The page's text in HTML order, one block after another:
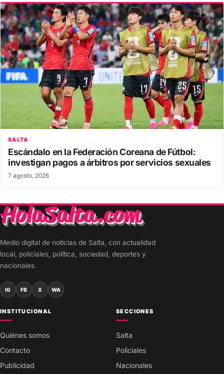
SALTA
Escándalo en la Federación Coreana de Fútbol:
investigan pagos a árbitros por servicios sexuales
7 agosto, 2026
Medio digital de noticias de Salta, con actualidad
local, policiales, política, sociedad, deportes y
nacionales.
IG FB X WA
INSTITUCIONAL
Quiénes somos
Contacto
Publicidad
SECCIONES
Salta
Policiales
Nacionales